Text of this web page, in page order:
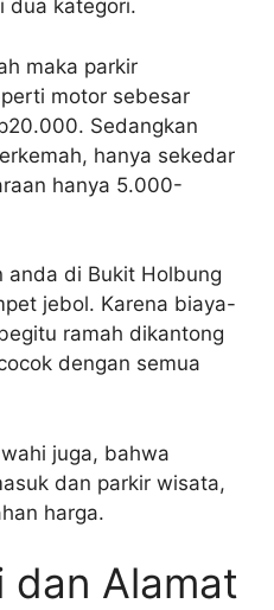
dua kategori.
maka parkir
motor sebesar
Sedangkan
hanya sekedar
hanya 5.000-
anda di Bukit Holbung
jebol. Karena biaya-
ramah dikantong
dengan semua
juga, bahwa
dan parkir wisata,
harga.
dan Alamat